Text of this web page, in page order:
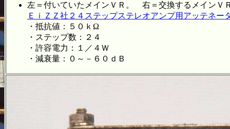
左＝付いていたメインＶＲ。 右＝交換するメインＶ
ＥｉＺＺ社２４ステップステレオアンプ用アッテネー
・抵抗値：５０ｋΩ
・ステップ数：２４
・許容電力：１／４Ｗ
・減衰量：０～－６０ｄＢ